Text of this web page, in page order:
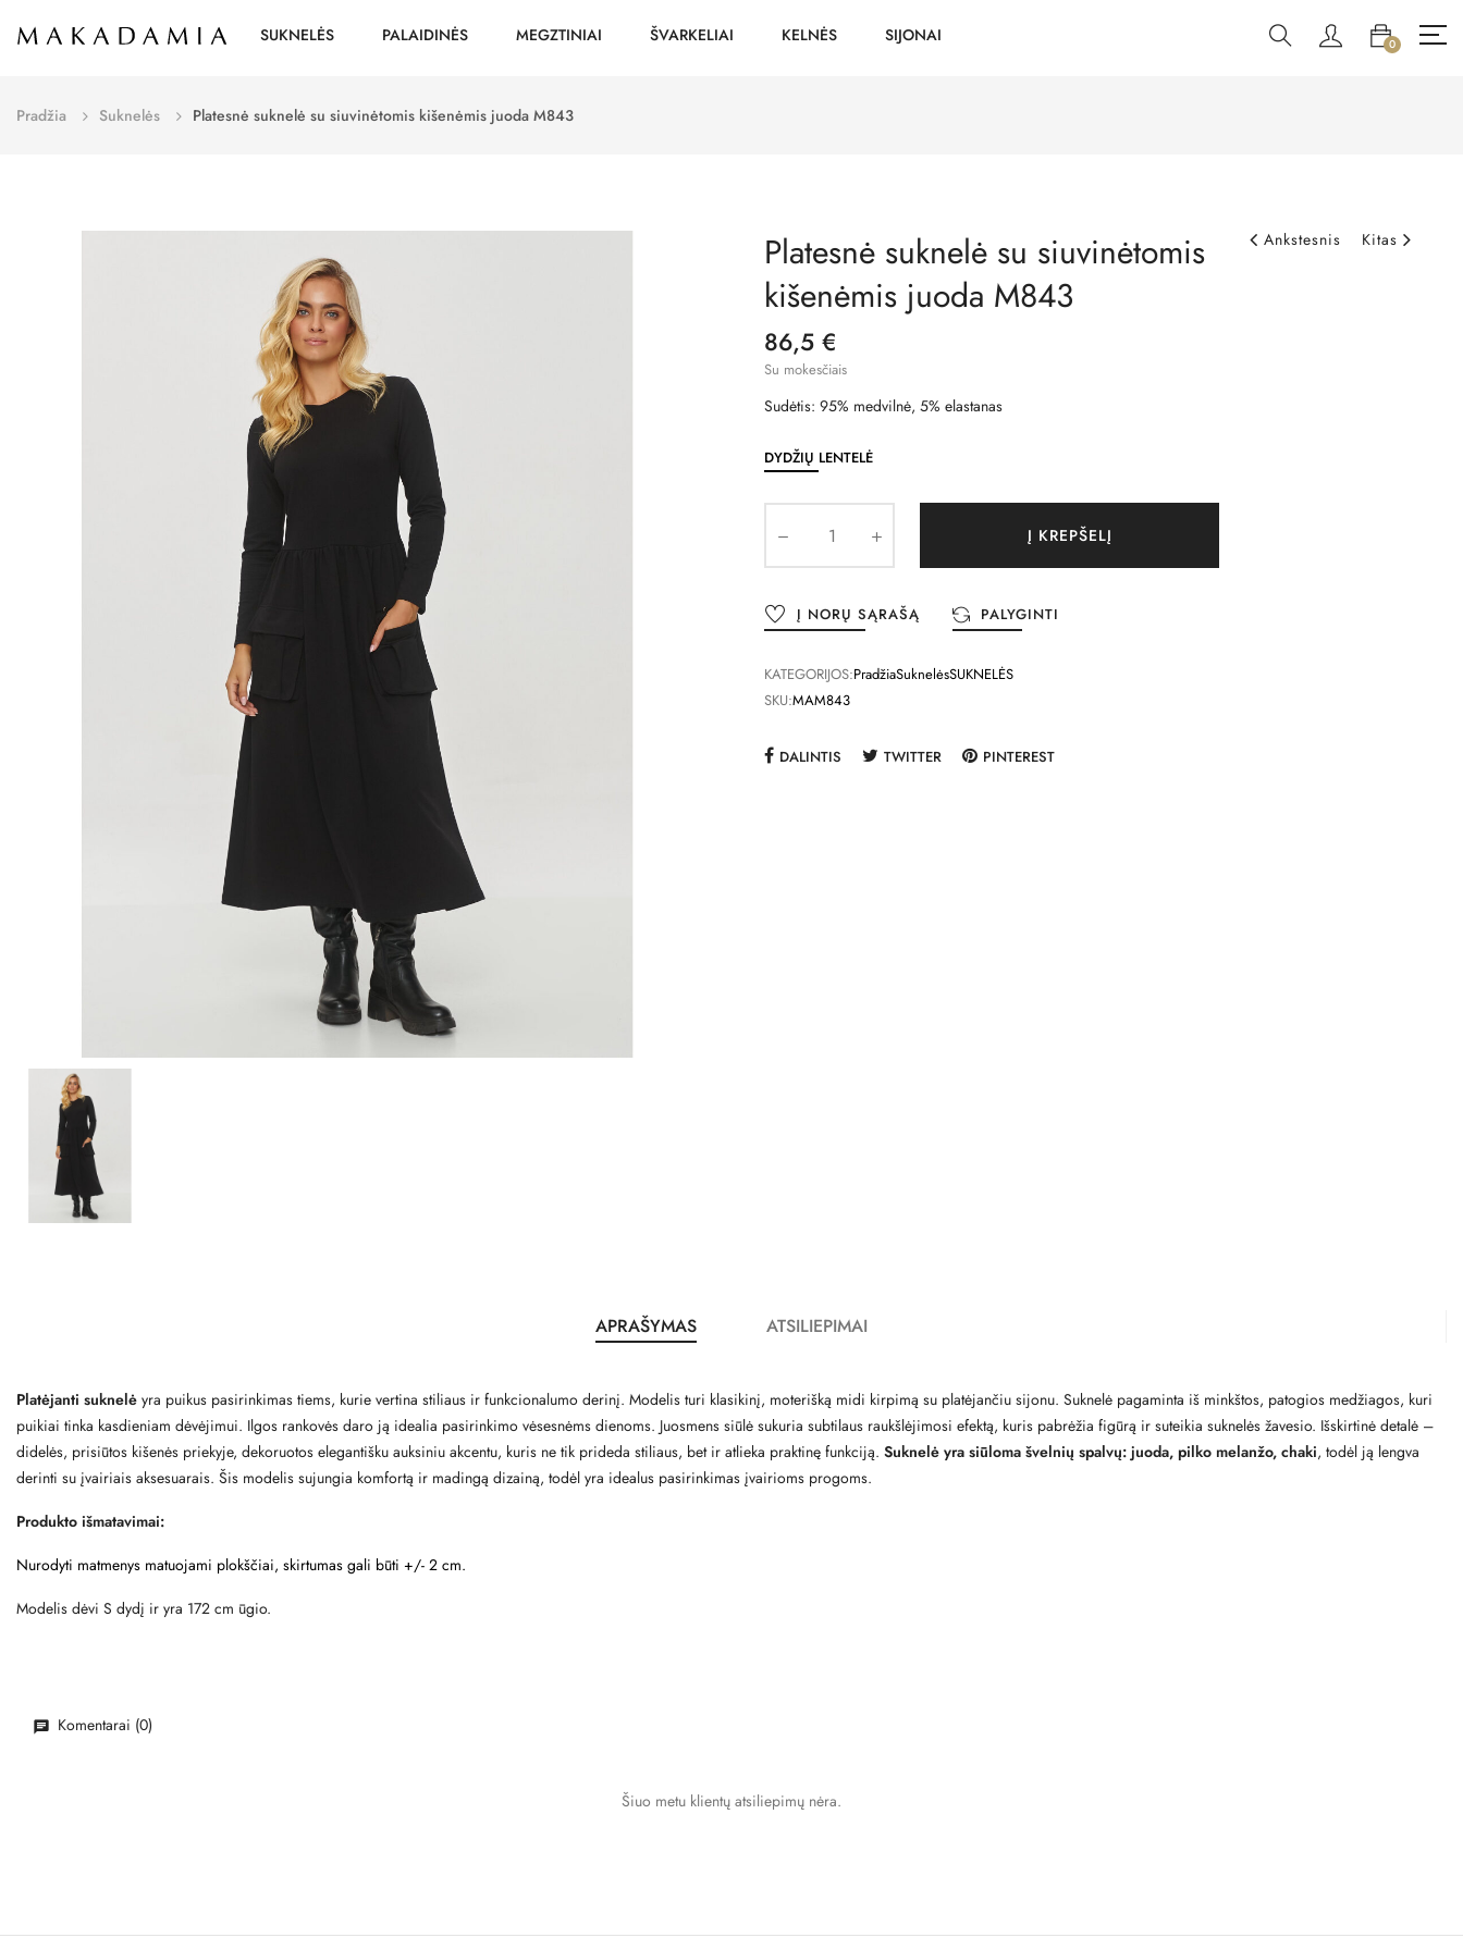
SUKNELĖS PALAIDINĖS MEGZTINIAI ŠVARKELIAI KELNĖS SIJONAI 0
Pradžia Suknelės Platesnė suknelė su siuvinėtomis kišenėmis juoda M843
Ankstesnis Kitas
Platesnė suknelė su siuvinėtomis
kišenėmis juoda M843
86,5 €
Su mokesčiais
Sudėtis: 95% medvilnė, 5% elastanas
DYDŽIŲ LENTELĖ
Į KREPŠELĮ
Į NORŲ SĄRAŠĄ PALYGINTI
KATEGORIJOS:PradžiaSuknelėsSUKNELĖS
SKU:MAM843
DALINTIS TWITTER PINTEREST
APRAŠYMAS ATSILIEPIMAI
Platėjanti suknelė yra puikus pasirinkimas tiems, kurie vertina stiliaus ir funkcionalumo derinį. Modelis turi klasikinį, moterišką midi kirpimą su platėjančiu sijonu. Suknelė pagaminta iš minkštos, patogios medžiagos, kuri
puikiai tinka kasdieniam dėvėjimui. Ilgos rankovės daro ją idealia pasirinkimo vėsesnėms dienoms. Juosmens siūlė sukuria subtilaus raukšlėjimosi efektą, kuris pabrėžia figūrą ir suteikia suknelės žavesio. Išskirtinė detalė –
didelės, prisiūtos kišenės priekyje, dekoruotos elegantišku auksiniu akcentu, kuris ne tik prideda stiliaus, bet ir atlieka praktinę funkciją. Suknelė yra siūloma švelnių spalvų: juoda, pilko melanžo, chaki, todėl ją lengva
derinti su įvairiais aksesuarais. Šis modelis sujungia komfortą ir madingą dizainą, todėl yra idealus pasirinkimas įvairioms progoms.
Produkto išmatavimai:
Nurodyti matmenys matuojami plokščiai, skirtumas gali būti +/- 2 cm.
Modelis dėvi S dydį ir yra 172 cm ūgio.
Komentarai (0)
Šiuo metu klientų atsiliepimų nėra.